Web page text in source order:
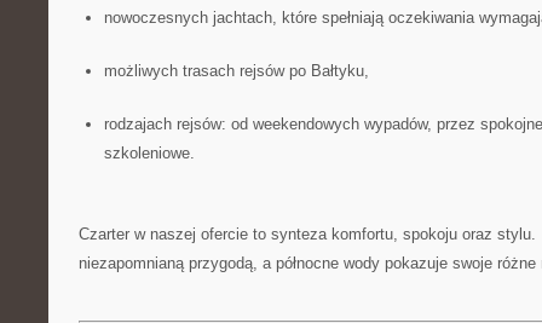
nowoczesnych jachtach, które spełniają oczekiwania
możliwych trasach rejsów po Bałtyku,
rodzajach rejsów: od weekendowych wypadów, przez
szkoleniowe.
Czarter w naszej ofercie to synteza komfortu, spokoju oraz stylu.
niezapomnianą przygodą, a północne wody pokazuje swoje różne